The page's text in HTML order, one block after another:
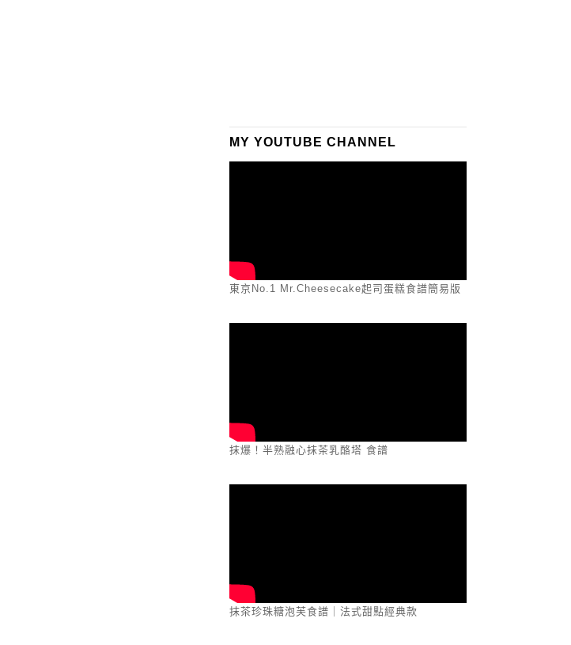
MY YOUTUBE CHANNEL
東京No.1 Mr.Cheesecake起司蛋糕食譜簡易版
抹爆！半熟融心抹茶乳酪塔 食譜
抹茶珍珠糖泡芙食譜｜法式甜點經典款